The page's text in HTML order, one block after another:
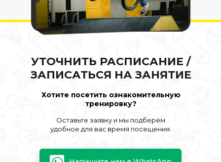
УТОЧНИТЬ РАСПИСАНИЕ /
ЗАПИСАТЬСЯ НА ЗАНЯТИЕ
Хотите посетить ознакомительную
тренировку?
Оставьте заявку и мы подберём
удобное для вас время посещения: